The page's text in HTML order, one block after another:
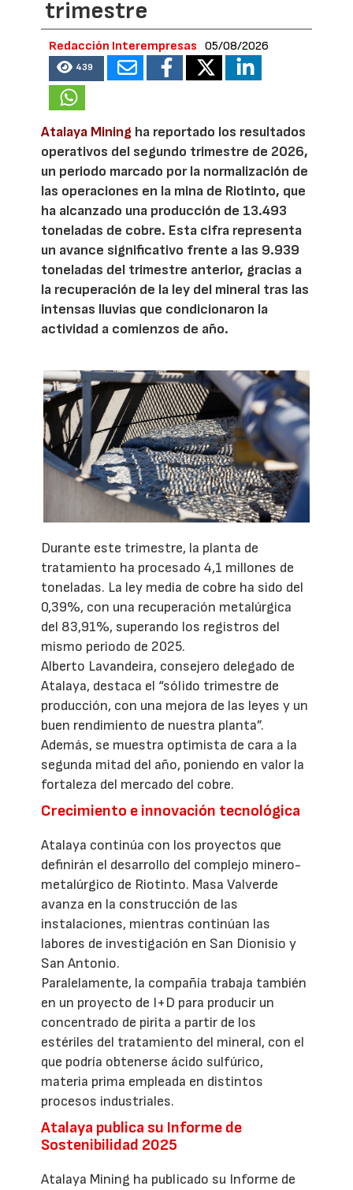
trimestre
Redacción Interempresas 05/08/2026
439
Atalaya Mining ha reportado los resultados
operativos del segundo trimestre de 2026,
un periodo marcado por la normalización de
las operaciones en la mina de Riotinto, que
ha alcanzado una producción de 13.493
toneladas de cobre. Esta cifra representa
un avance significativo frente a las 9.939
toneladas del trimestre anterior, gracias a
la recuperación de la ley del mineral tras las
intensas lluvias que condicionaron la
actividad a comienzos de año.
Durante este trimestre, la planta de
tratamiento ha procesado 4,1 millones de
toneladas. La ley media de cobre ha sido del
0,39%, con una recuperación metalúrgica
del 83,91%, superando los registros del
mismo periodo de 2025.
Alberto Lavandeira, consejero delegado de
Atalaya, destaca el “sólido trimestre de
producción, con una mejora de las leyes y un
buen rendimiento de nuestra planta”.
Además, se muestra optimista de cara a la
segunda mitad del año, poniendo en valor la
fortaleza del mercado del cobre.
Crecimiento e innovación tecnológica
Atalaya continúa con los proyectos que
definirán el desarrollo del complejo minero-
metalúrgico de Riotinto. Masa Valverde
avanza en la construcción de las
instalaciones, mientras continúan las
labores de investigación en San Dionisio y
San Antonio.
Paralelamente, la compañía trabaja también
en un proyecto de I+D para producir un
concentrado de pirita a partir de los
estériles del tratamiento del mineral, con el
que podría obtenerse ácido sulfúrico,
materia prima empleada en distintos
procesos industriales.
Atalaya publica su Informe de
Sostenibilidad 2025
Atalaya Mining ha publicado su Informe de